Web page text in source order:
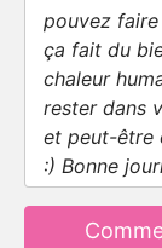
pouvez
ça fait du
chaleur
rester dans
et peut-être
:) Bonne